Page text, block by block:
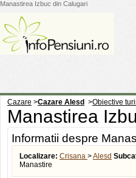
Manastirea Izbuc din Calugari
Cazare >Cazare Alesd >Obiective
Manastirea
Informatii despre
Localizare: Crisana >Alesd
Manastire